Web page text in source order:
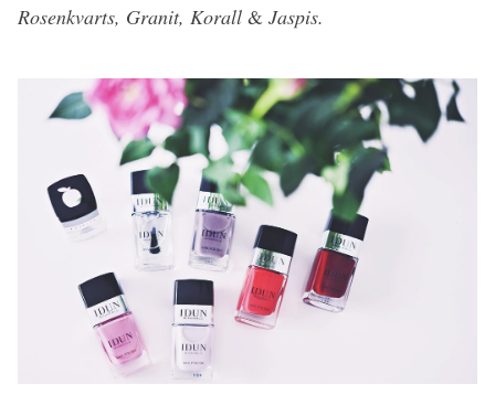
Rosenkvarts, Granit, Korall & Jaspis.